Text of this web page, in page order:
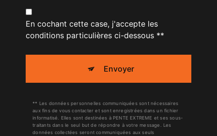
En cochant cette case, j'accepte les
conditions particulières ci-dessous **
Envoyer
** Les données personnelles communiquées sont nécessaires
aux fins de vous contacter et sont enregistrées dans un fichier
informatisé. Elles sont destinées à PENTE EXTREME et ses sous-
traitants dans le seul but de répondre à votre message. Les
données collectées seront communiquées aux seuls